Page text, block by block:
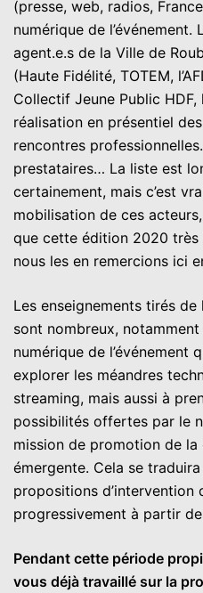
(presse, web, radios,
numérique de l’événement.
agent.e.s de la Ville de
(Haute Fidélité, TOTEM,
Collectif Jeune Public HDF,
réalisation en présentiel
rencontres
prestataires… La liste est
certainement, mais c’est
mobilisation de ces
que cette édition 2020
nous les en remercions ici
Les enseignements tirés
sont nombreux,
numérique de l’événement
explorer les méandres
streaming, mais aussi à
possibilités offertes par le
mission de promotion de
émergente. Cela se
propositions
progressivement à partir
Pendant cette période
vous déjà travaillé sur la